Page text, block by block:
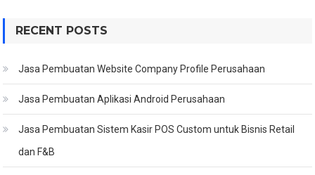
RECENT POSTS
Jasa Pembuatan Website Company Profile Perusahaan
Jasa Pembuatan Aplikasi Android Perusahaan
Jasa Pembuatan Sistem Kasir POS Custom untuk Bisnis Retail
dan F&B